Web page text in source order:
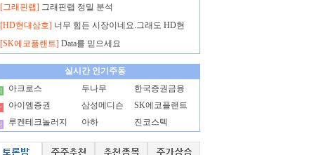
[그래핀랩] 그래핀랩 정밀 분석
[HD현대삼호] 너무 힘든 시장이네요.그래도 HD현
[SK에코플랜트] Data를 믿으세요
실시간 인기주동
아크로스 두나무
한국증권금융
아이엠증권 삼성메디슨
SK에코플랜트
루켄테크놀러지 아하 진코스텍